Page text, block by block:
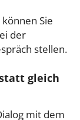
Sie
der
stellen.
gleich
mit dem